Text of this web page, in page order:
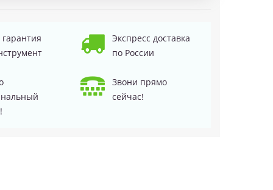
гарантия
Экспресс доставка
по России
Звони прямо
сейчас!